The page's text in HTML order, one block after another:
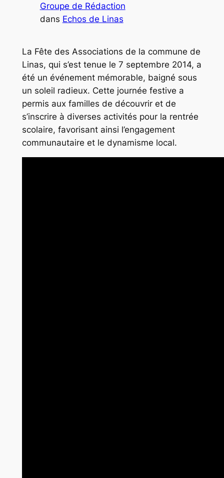
Groupe de Rédaction
dans Echos de Linas
La Fête des Associations de la commune de
Linas, qui s’est tenue le 7 septembre 2014, a
été un événement mémorable, baigné sous
un soleil radieux. Cette journée festive a
permis aux familles de découvrir et de
s’inscrire à diverses activités pour la rentrée
scolaire, favorisant ainsi l’engagement
communautaire et le dynamisme local.